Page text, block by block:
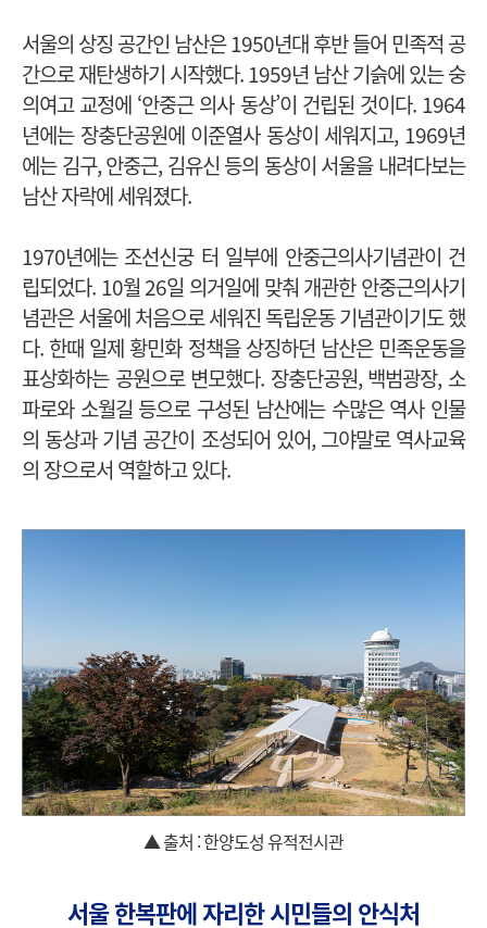
서울의 상징 공간인 남산은 1950년대 후반 들어 민족적 공
간으로 재탄생하기 시작했다. 1959년 남산 기슭에 있는 숭
의여고 교정에 ‘안중근 의사 동상’이 건립된 것이다. 1964
년에는 장충단공원에 이준열사 동상이 세워지고, 1969년
에는 김구, 안중근, 김유신 등의 동상이 서울을 내려다보는
남산 자락에 세워졌다.
1970년에는 조선신궁 터 일부에 안중근의사기념관이 건
립되었다. 10월 26일 의거일에 맞춰 개관한 안중근의사기
념관은 서울에 처음으로 세워진 독립운동 기념관이기도 했
다. 한때 일제 황민화 정책을 상징하던 남산은 민족운동을
표상화하는 공원으로 변모했다. 장충단공원, 백범광장, 소
파로와 소월길 등으로 구성된 남산에는 수많은 역사 인물
의 동상과 기념 공간이 조성되어 있어, 그야말로 역사교육
의 장으로서 역할하고 있다.
▲ 출처 : 한양도성 유적전시관
서울 한복판에 자리한 시민들의 안식처